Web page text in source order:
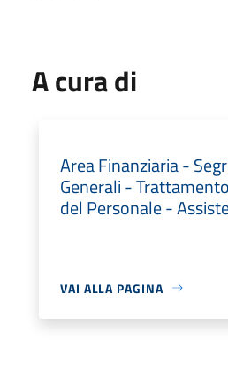
A cura di
Area Finanziaria -
Generali -
del Personale -
VAI ALLA PAGINA